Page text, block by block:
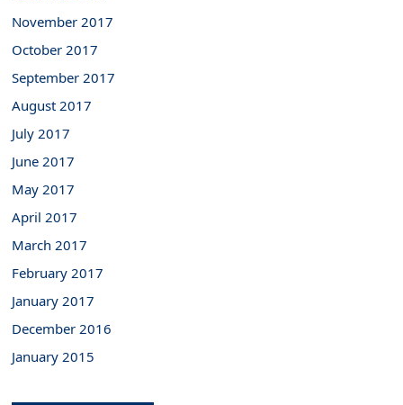
November 2017
October 2017
September 2017
August 2017
July 2017
June 2017
May 2017
April 2017
March 2017
February 2017
January 2017
December 2016
January 2015